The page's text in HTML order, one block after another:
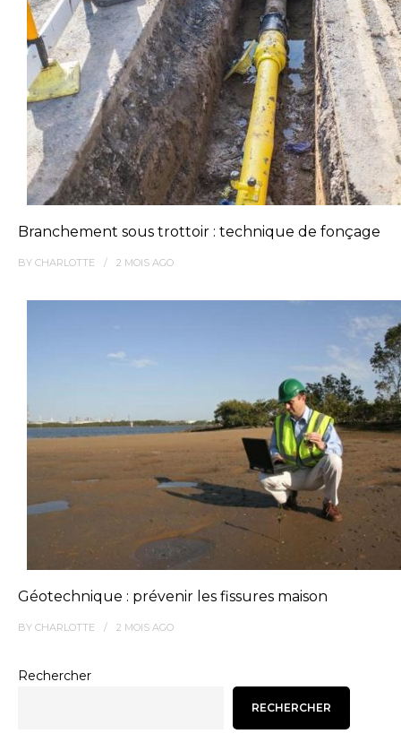
Branchement sous trottoir : technique de fonçage
BY CHARLOTTE 2 MOIS AGO
Géotechnique : prévenir les fissures maison
BY CHARLOTTE 2 MOIS AGO
Rechercher
RECHERCHER